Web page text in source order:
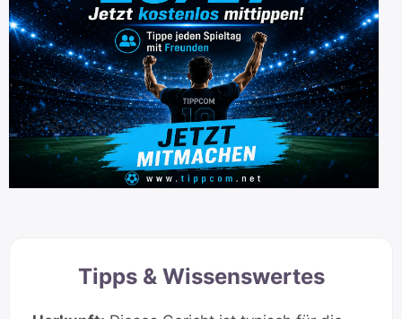
Tipps & Wissenswertes